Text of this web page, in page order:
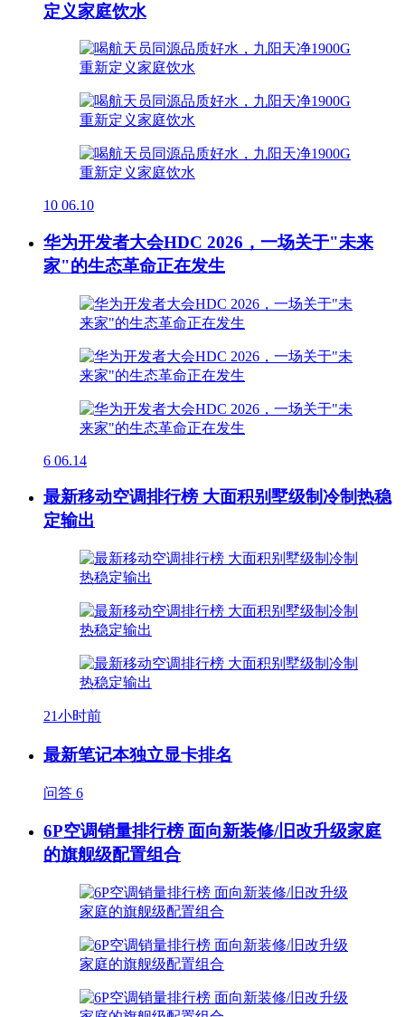
定义家庭饮水
10 06.10
华为开发者大会HDC 2026，一场关于"未来
家"的生态革命正在发生
6 06.14
最新移动空调排行榜 大面积别墅级制冷制热稳
定输出
21小时前
最新笔记本独立显卡排名
问答 6
6P空调销量排行榜 面向新装修/旧改升级家庭
的旗舰级配置组合